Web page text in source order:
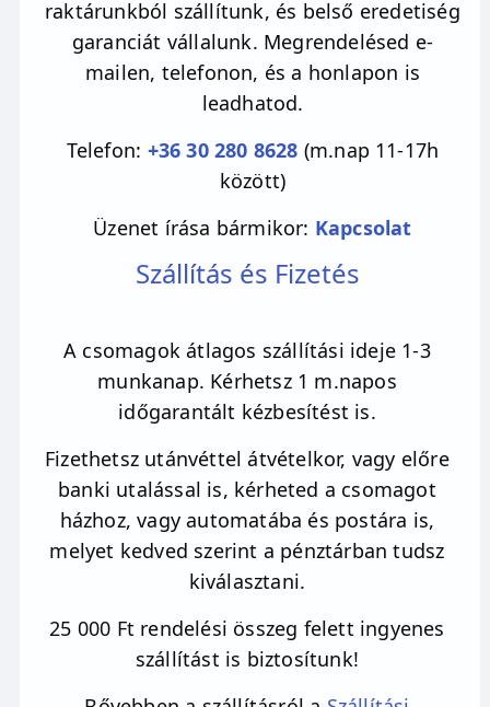
raktárunkból szállítunk, és belső eredetiség
garanciát vállalunk. Megrendelésed e-
mailen, telefonon, és a honlapon is
leadhatod.
Telefon: +36 30 280 8628 (m.nap 11-17h
között)
Üzenet írása bármikor: Kapcsolat
Szállítás és Fizetés
A csomagok átlagos szállítási ideje 1-3
munkanap. Kérhetsz 1 m.napos
időgarantált kézbesítést is.
Fizethetsz utánvéttel átvételkor, vagy előre
banki utalással is, kérheted a csomagot
házhoz, vagy automatába és postára is,
melyet kedved szerint a pénztárban tudsz
kiválasztani.
25 000 Ft rendelési összeg felett ingyenes
szállítást is biztosítunk!